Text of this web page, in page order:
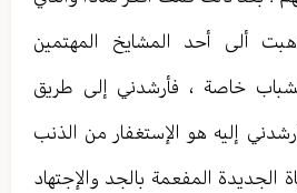
ألى أحد المشايخ المهتمين
خاصة ، فأرشدني إلى طريق
إليه هو الإستغفار من الذنب
الجديدة المفعمة بالجد والإجتهاد